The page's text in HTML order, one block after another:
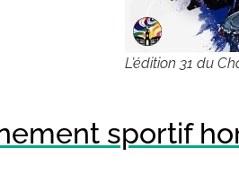
L’édition 31 du
sportif